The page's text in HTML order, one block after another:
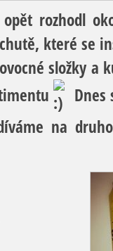
rozhodl
které se
složky a
Dnes
na